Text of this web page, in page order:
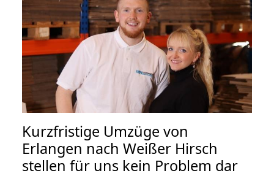
Kurzfristige Umzüge von
Erlangen nach Weißer Hirsch
stellen für uns kein Problem dar